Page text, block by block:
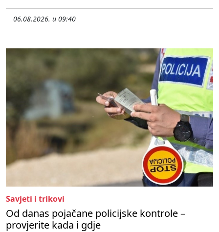
06.08.2026. u 09:40
Savjeti i trikovi
Od danas pojačane policijske kontrole –
provjerite kada i gdje